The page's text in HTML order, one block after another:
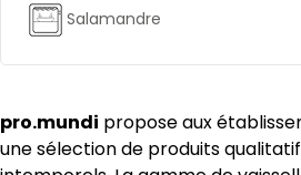
Salamandre
pro.mundi propose aux
une sélection de produits